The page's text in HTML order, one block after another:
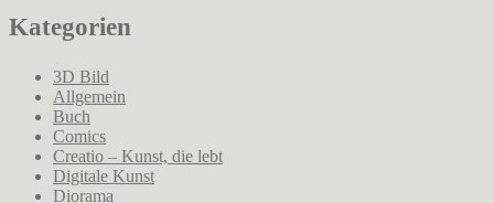
Kategorien
3D Bild
Allgemein
Buch
Comics
Creatio – Kunst, die lebt
Digitale Kunst
Diorama